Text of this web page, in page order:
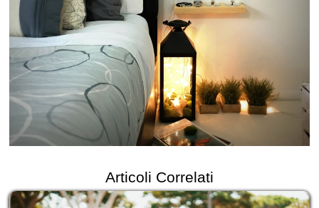
Articoli Correlati